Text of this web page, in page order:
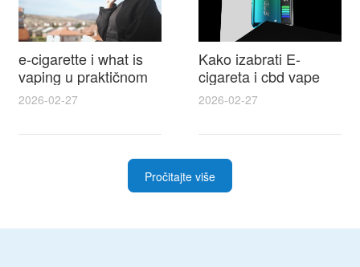
e-cigarette i what is
vaping u praktičnom
vodiču za početnike i
odgovorne korisnike
2026-02-27
Kako izabrati E-
cigareta i cbd vape
top modeli sigurnost
praktični savjeti za
kupovinu
2026-02-27
Pročitajte više